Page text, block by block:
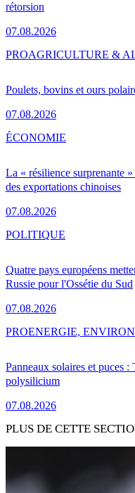
rétorsion
07.08.2026
Poulets, bovins et ours
07.08.2026
PROAGRICULTURE &
La « résilience surprenante
des exportations chinoises
07.08.2026
ÉCONOMIE
Quatre pays européens
Russie pour l'Ossétie du Sud
07.08.2026
POLITIQUE
Panneaux solaires et puces
polysilicium
07.08.2026
PROENERGIE,
PLUS DE CETTE